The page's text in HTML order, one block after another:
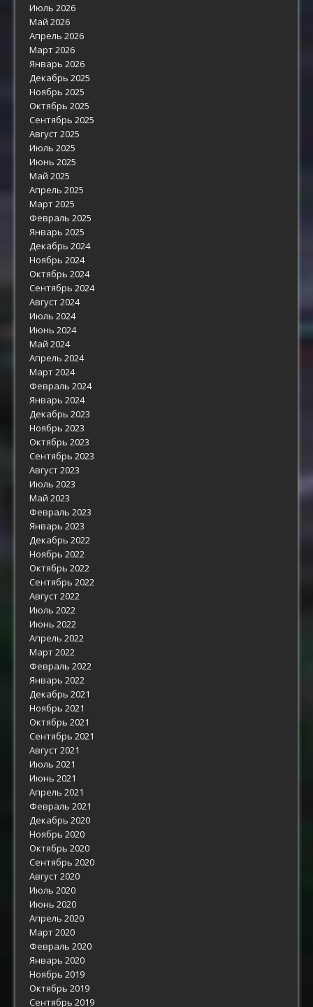
Июль 2026
Май 2026
Апрель 2026
Март 2026
Январь 2026
Декабрь 2025
Ноябрь 2025
Октябрь 2025
Сентябрь 2025
Август 2025
Июль 2025
Июнь 2025
Май 2025
Апрель 2025
Март 2025
Февраль 2025
Январь 2025
Декабрь 2024
Ноябрь 2024
Октябрь 2024
Сентябрь 2024
Август 2024
Июль 2024
Июнь 2024
Май 2024
Апрель 2024
Март 2024
Февраль 2024
Январь 2024
Декабрь 2023
Ноябрь 2023
Октябрь 2023
Сентябрь 2023
Август 2023
Июль 2023
Май 2023
Февраль 2023
Январь 2023
Декабрь 2022
Ноябрь 2022
Октябрь 2022
Сентябрь 2022
Август 2022
Июль 2022
Июнь 2022
Апрель 2022
Март 2022
Февраль 2022
Январь 2022
Декабрь 2021
Ноябрь 2021
Октябрь 2021
Сентябрь 2021
Август 2021
Июль 2021
Июнь 2021
Апрель 2021
Февраль 2021
Декабрь 2020
Ноябрь 2020
Октябрь 2020
Сентябрь 2020
Август 2020
Июль 2020
Июнь 2020
Апрель 2020
Март 2020
Февраль 2020
Январь 2020
Ноябрь 2019
Октябрь 2019
Сентябрь 2019